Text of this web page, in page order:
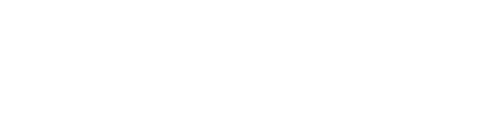
гриля Start Grill используются самые
позволяют сохранить презентабельный вид изделия на